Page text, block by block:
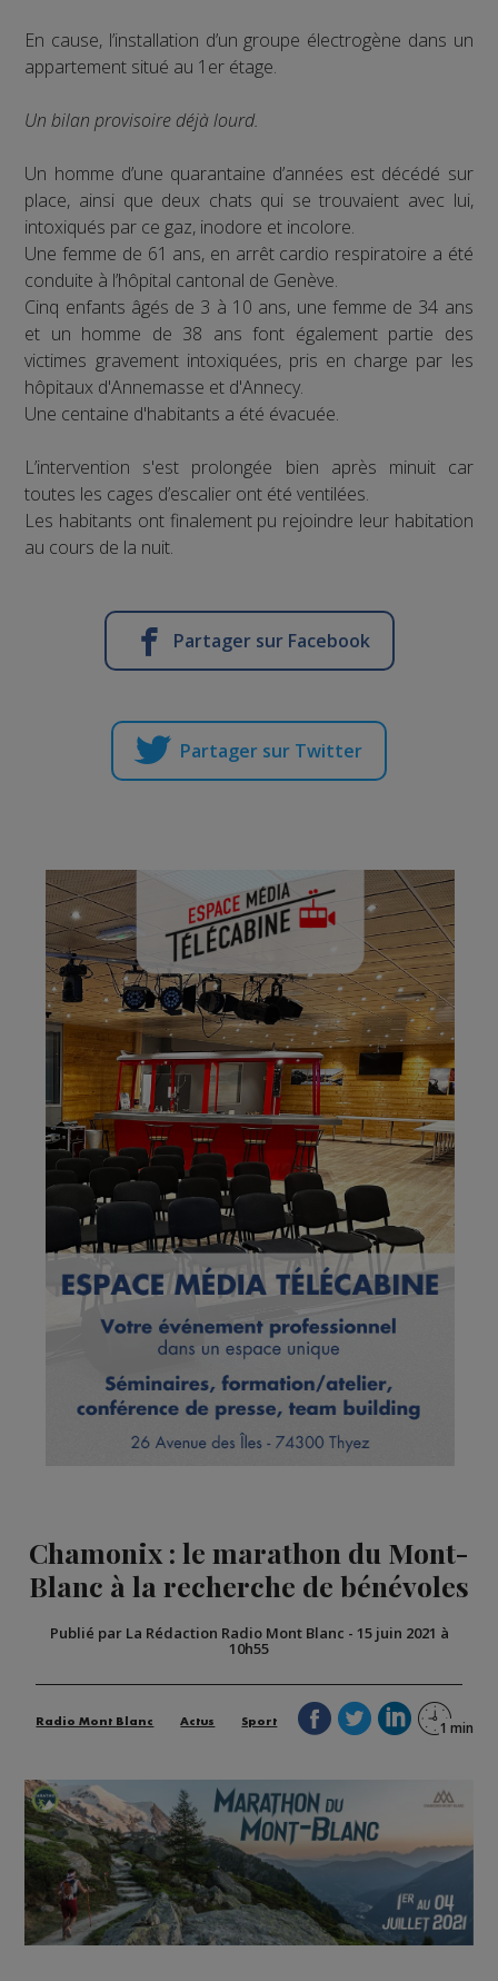
En cause, l’installation d’un groupe électrogène dans un
appartement situé au 1er étage.
Un bilan provisoire déjà lourd.
Un homme d’une quarantaine d’années est décédé sur
place, ainsi que deux chats qui se trouvaient avec lui,
intoxiqués par ce gaz, inodore et incolore.
Une femme de 61 ans, en arrêt cardio respiratoire a été
conduite à l’hôpital cantonal de Genève.
Cinq enfants âgés de 3 à 10 ans, une femme de 34 ans
et un homme de 38 ans font également partie des
victimes gravement intoxiquées, pris en charge par les
hôpitaux d'Annemasse et d'Annecy.
Une centaine d'habitants a été évacuée.
L’intervention s'est prolongée bien après minuit car
toutes les cages d’escalier ont été ventilées.
Les habitants ont finalement pu rejoindre leur habitation
au cours de la nuit.
Partager sur Facebook
Partager sur Twitter
Chamonix : le marathon du Mont-
Blanc à la recherche de bénévoles
Publié par La Rédaction Radio Mont Blanc - 15 juin 2021 à
10h55
Radio Mont Blanc Actus Sport